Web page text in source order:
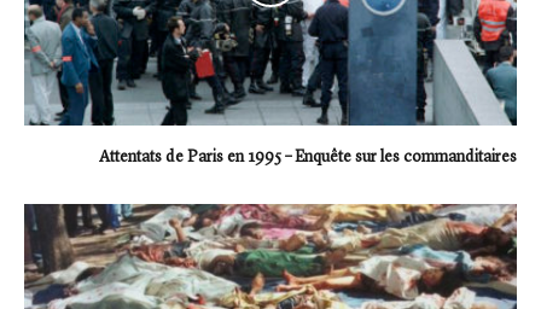
Attentats de Paris en 1995 – Enquête sur les commanditaires